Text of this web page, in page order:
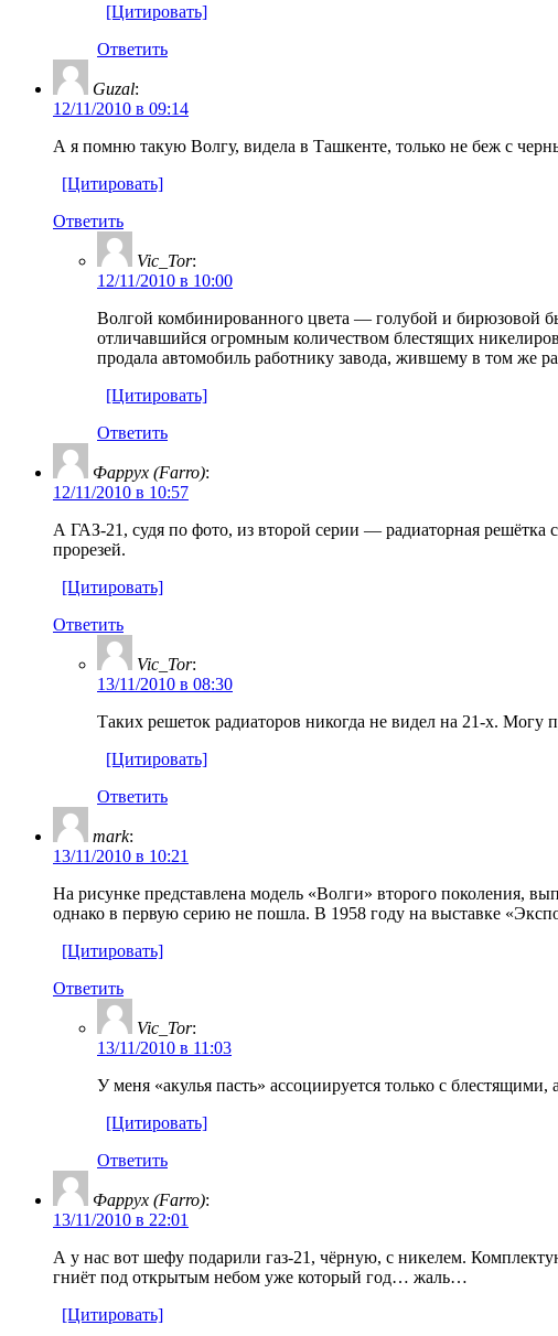
[Цитировать]
Ответить
Guzal:
12/11/2010 в 09:14
А я помню такую Волгу, видела в Ташкенте, только не беж с
[Цитировать]
Ответить
Vic_Tor:
12/11/2010 в 10:00
Волгой комбинированного цвета — голубой и бирюзовой
отличавшийся огромным количеством блестящих
продала автомобиль работнику завода, жившему в том же
[Цитировать]
Ответить
Фаррух (Farro):
12/11/2010 в 10:57
А ГАЗ-21, судя по фото, из второй серии — радиаторная решётка
прорезей.
[Цитировать]
Ответить
Vic_Tor:
13/11/2010 в 08:30
Таких решеток радиаторов никогда не видел на 21-х. Могу
[Цитировать]
Ответить
mark:
13/11/2010 в 10:21
На рисунке представлена модель «Волги» второго поколения,
однако в первую серию не пошла. В 1958 году на выставке
[Цитировать]
Ответить
Vic_Tor:
13/11/2010 в 11:03
У меня «акулья пасть» ассоциируется только с
[Цитировать]
Ответить
Фаррух (Farro):
13/11/2010 в 22:01
А у нас вот шефу подарили газ-21, чёрную, с никелем.
гниёт под открытым небом уже который год… жаль…
[Цитировать]